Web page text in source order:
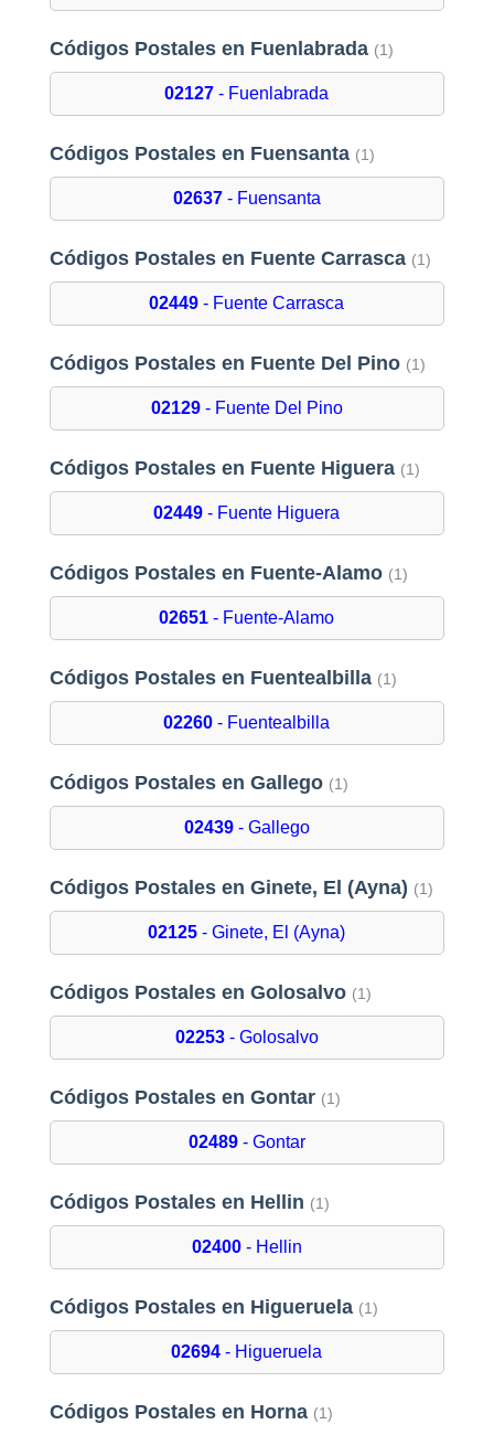
Códigos Postales en Fuenlabrada (1)
02127 - Fuenlabrada
Códigos Postales en Fuensanta (1)
02637- Fuensanta
Códigos Postales en Fuente Carrasca (1)
02449 - Fuente Carrasca
Códigos Postales en Fuente Del Pino (1)
02129- Fuente Del Pino
Códigos Postales en Fuente Higuera (1)
02449 - Fuente Higuera
Códigos Postales en Fuente-Alamo (1)
02651 - Fuente-Alamo
Códigos Postales en Fuentealbilla (1)
02260 - Fuentealbilla
Códigos Postales en Gallego (1)
02439- Gallego
Códigos Postales en Ginete, El (Ayna) (1)
02125 - Ginete, El (Ayna)
Códigos Postales en Golosalvo (1)
02253- Golosalvo
Códigos Postales en Gontar (1)
02489- Gontar
Códigos Postales en Hellin (1)
02400- Hellin
Códigos Postales en Higueruela (1)
02694 - Higueruela
Códigos Postales en Horna (1)